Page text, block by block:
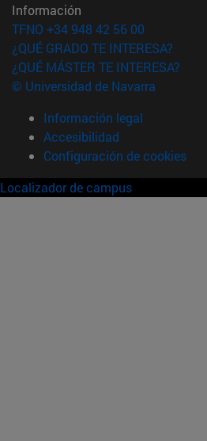
Información
TFNO +34 948 42 56 00
¿QUÉ GRADO TE INTERESA?
¿QUÉ MÁSTER TE INTERESA?
© Universidad de Navarra
Información legal
Accesibilidad
Configuración de cookies
Localizador de campus